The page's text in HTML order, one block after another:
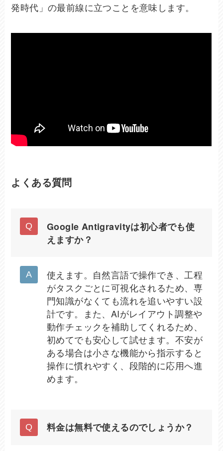
発時代」の最前線に立つことを意味します。
よくある質問
Google Antigravityは初心者でも使
えますか？
使えます。自然言語で操作でき、工程
がタスクごとに可視化されるため、専
門知識がなくても流れを追いやすい設
計です。また、AIがレイアウト調整や
動作チェックを補助してくれるため、
初めてでも安心して試せます。不安が
ある場合は小さな機能から指示すると
操作に慣れやすく、段階的に応用へ進
めます。
料金は無料で使えるのでしょうか？